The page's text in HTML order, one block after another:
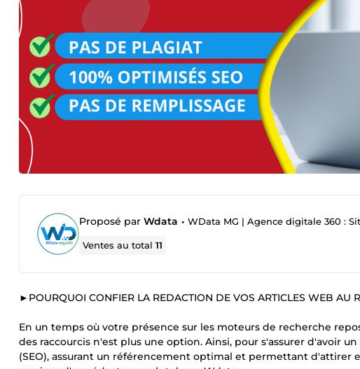
Proposé par Wdata • WData MG | Agence digitale 360 :
Ventes au total11
►POURQUOI CONFIER LA REDACTION DE VOS ARTICLES WEB AU
En un temps où votre présence sur les moteurs de recherche
des raccourcis n'est plus une option. Ainsi, pour s'assurer d'avoir
(SEO), assurant un référencement optimal et permettant d'attirer